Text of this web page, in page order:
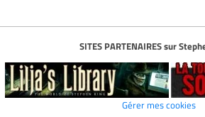
SITES PARTENAIRES sur
Gérer mes cookies